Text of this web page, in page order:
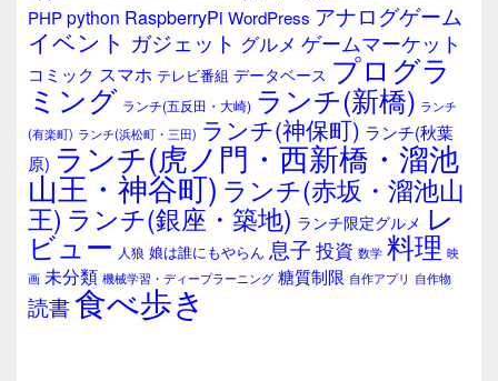
ジ
ェ
ア
PHPpython RaspberryPi WordPress アナログゲーム
イベント ガジェット グルメ ゲームマーケット
コミック スマホ テレビ番組 データベース プログラ
ミング ランチ(五反田・大崎) ランチ(新橋) ランチ
(有楽町) ランチ(浜松町・三田) ランチ(神保町) ランチ(秋葉
原) ランチ(虎ノ門・西新橋・溜池
山王・神谷町) ランチ(赤坂・溜池山
王) ランチ(銀座・築地) ランチ限定グルメ レ
ビュー 人狼 娘は誰にもやらん 息子 投資 数学 料理 映
画 未分類 機械学習・ディープラーニング 糖質制限 自作アプリ 自作物
読書食べ歩き